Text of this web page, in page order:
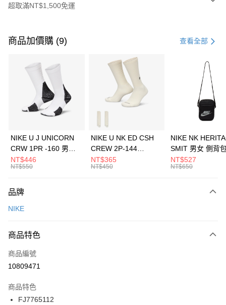
超取滿NT$1,500免運
信用卡一次付款
3 期 0 利率 每期 21家銀行
合作金庫商業銀行
第一商業銀行
華南商業銀行
彰化商業銀行
上海商業儲蓄銀行
元大商業銀行
台灣樂天信用卡公司
Apple Pay
全盈+PAY
AFTEE先享後付
【關於「AFTEE先享後付」】
便利好安心！
３．安心：先確認商品／服務後，再付款。
【「AFTEE先享後付」結帳流程】
１．於結帳方式選擇「AFTEE先享後付」後，將跳轉至「AFTEE先享後付」
２．訂單成立數日內，您將收到繳費通知簡訊。
３．收到繳費通知簡訊後14天內，點擊此簡訊中的連結，可透過四大超商／
ATM／網路銀行／等多元方式進行付款，方視為交易完成。
運送方式
每筆NT$100，滿NT$1,500(含以上)免運費
宅配
每筆NT$100，滿NT$1,500(含以上)免運費
商品加價購 (9) 查看全部
NIKE U J UNICORN
CRW 1PR -160 男女
中統襪 FZ3393100
NT$446
NT$550
NIKE U NK ED CSH
CREW 2P-144
EMBRDY 男女 短統襪
FZ3073133
NT$365
NT$450
NIKE NK
SMIT 男女 側背
BA5871010
NT$527
NT$650
品牌
NIKE
商品特色
商品編號
10809471
商品特色
FJ7765112